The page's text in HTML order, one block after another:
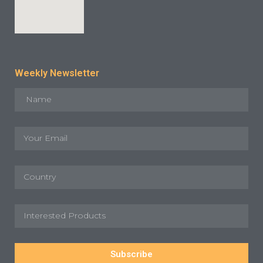
Weekly Newsletter
Subscribe